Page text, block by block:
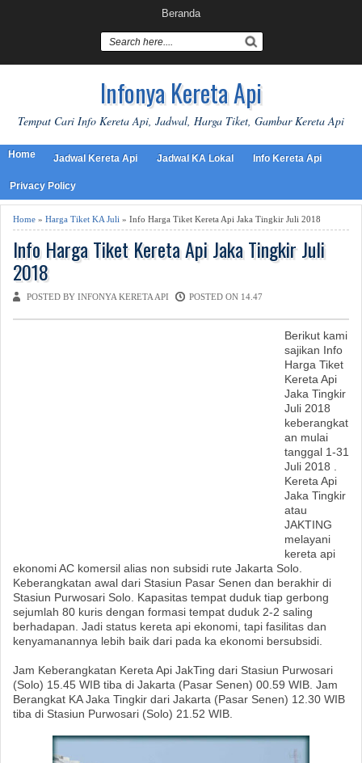
Beranda
Infonya Kereta Api
Tempat Cari Info Kereta Api, Jadwal, Harga Tiket, Gambar Kereta Api
Home Jadwal Kereta Api Jadwal KA Lokal Info Kereta Api
Privacy Policy
Home » Harga Tiket KA Juli » Info Harga Tiket Kereta Api Jaka Tingkir Juli 2018
Info Harga Tiket Kereta Api Jaka Tingkir Juli
2018
POSTED BY INFONYA KERETA API POSTED ON 14.47
Berikut kami
sajikan Info
Harga Tiket
Kereta Api
Jaka Tingkir
Juli 2018
keberangkat
an mulai
tanggal 1-31
Juli 2018 .
Kereta Api
Jaka Tingkir
atau
JAKTING
melayani
kereta api
ekonomi AC komersil alias non subsidi rute Jakarta Solo.
Keberangkatan awal dari Stasiun Pasar Senen dan berakhir di
Stasiun Purwosari Solo. Kapasitas tempat duduk tiap gerbong
sejumlah 80 kuris dengan formasi tempat duduk 2-2 saling
berhadapan. Jadi status kereta api ekonomi, tapi fasilitas dan
kenyamanannya lebih baik dari pada ka ekonomi bersubsidi.
Jam Keberangkatan Kereta Api JakTing dari Stasiun Purwosari
(Solo) 15.45 WIB tiba di Jakarta (Pasar Senen) 00.59 WIB. Jam
Berangkat KA Jaka Tingkir dari Jakarta (Pasar Senen) 12.30 WIB
tiba di Stasiun Purwosari (Solo) 21.52 WIB.